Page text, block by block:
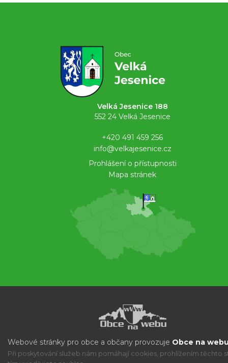
Velká Jesenice 188
552 24 Velká Jesenice
+420 491 459 256
info@velkajesenice.cz
Prohlášení o přístupnosti
Mapa stránek
Webové stránky pro obce a občany provozuje Obce na
Při poskytování služeb nám pomáhají cookies, prohlížením těchto